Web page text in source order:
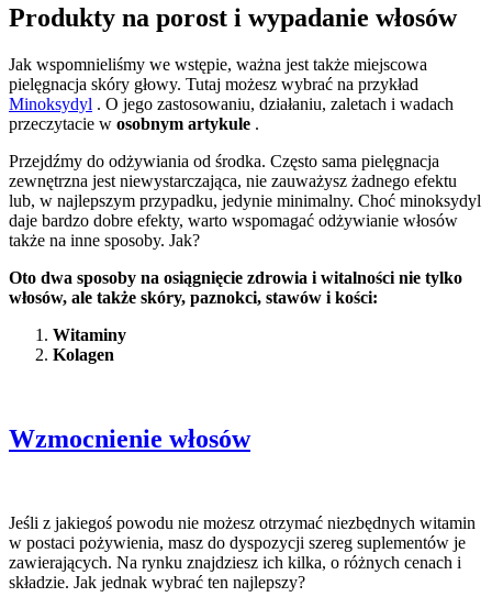
Produkty na porost i wypadanie włosów
Jak wspomnieliśmy we wstępie, ważna jest także miejscowa
pielęgnacja skóry głowy. Tutaj możesz wybrać na przykład
Minoksydyl . O jego zastosowaniu, działaniu, zaletach i wadach
przeczytacie w osobnym artykule .
Przejdźmy do odżywiania od środka. Często sama pielęgnacja
zewnętrzna jest niewystarczająca, nie zauważysz żadnego efektu
lub, w najlepszym przypadku, jedynie minimalny. Choć minoksydyl
daje bardzo dobre efekty, warto wspomagać odżywianie włosów
także na inne sposoby. Jak?
Oto dwa sposoby na osiągnięcie zdrowia i witalności nie tylko
włosów, ale także skóry, paznokci, stawów i kości:
Witaminy
Kolagen
Wzmocnienie włosów
Jeśli z jakiegoś powodu nie możesz otrzymać niezbędnych witamin
w postaci pożywienia, masz do dyspozycji szereg suplementów je
zawierających. Na rynku znajdziesz ich kilka, o różnych cenach i
składzie. Jak jednak wybrać ten najlepszy?